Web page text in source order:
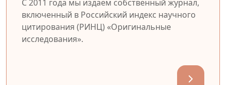
С 2011 года мы издаем собственный журнал,
включенный в Российский индекс научного
цитирования (РИНЦ) «Оригинальные
исследования».